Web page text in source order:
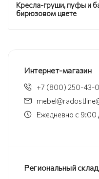
Кресла-груши, пуфы и
бирюзовом цвете
Интернет-магазин
+7 (800) 250-43-
Ежедневно с 9:00
Региональный